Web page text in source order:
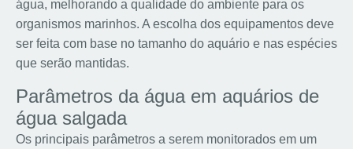
água, melhorando a qualidade do ambiente para os
organismos marinhos. A escolha dos equipamentos deve
ser feita com base no tamanho do aquário e nas espécies
que serão mantidas.
Parâmetros da água em aquários de
água salgada
Os principais parâmetros a serem monitorados em um